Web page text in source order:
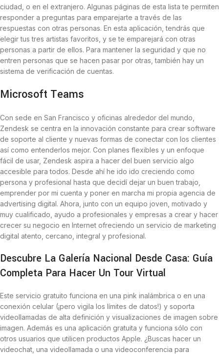
ciudad, o en el extranjero. Algunas páginas de esta lista te permiten
responder a preguntas para emparejarte a través de las
respuestas con otras personas. En esta aplicación, tendrás que
elegir tus tres artistas favoritos, y se te emparejará con otras
personas a partir de ellos. Para mantener la seguridad y que no
entren personas que se hacen pasar por otras, también hay un
sistema de verificación de cuentas.
Microsoft Teams
Con sede en San Francisco y oficinas alrededor del mundo,
Zendesk se centra en la innovación constante para crear software
de soporte al cliente y nuevas formas de conectar con los clientes
así como entenderlos mejor. Con planes flexibles y un enfoque
fácil de usar, Zendesk aspira a hacer del buen servicio algo
accesible para todos. Desde ahí he ido ido creciendo como
persona y profesional hasta que decidí dejar un buen trabajo,
emprender por mi cuenta y poner en marcha mi propia agencia de
advertising digital. Ahora, junto con un equipo joven, motivado y
muy cualificado, ayudo a profesionales y empresas a crear y hacer
crecer su negocio en Internet ofreciendo un servicio de marketing
digital atento, cercano, integral y profesional.
Descubre La Galería Nacional Desde Casa: Guía
Completa Para Hacer Un Tour Virtual
Este servicio gratuito funciona en una pink inalámbrica o en una
conexión celular (¡pero vigila los límites de datos!) y soporta
videollamadas de alta definición y visualizaciones de imagen sobre
imagen. Además es una aplicación gratuita y funciona sólo con
otros usuarios que utilicen productos Apple. ¿Buscas hacer un
videochat, una videollamada o una videoconferencia para